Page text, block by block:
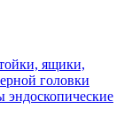
ящики,
головки
эндоскопические